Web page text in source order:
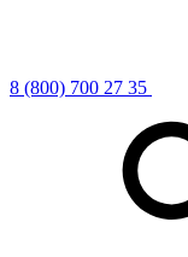
8 (800) 700 27 35